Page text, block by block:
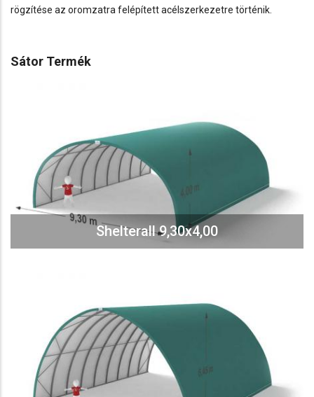
rögzítése az oromzatra felépített acélszerkezetre történik.
Sátor Termék
Shelterall 9,30x4,00